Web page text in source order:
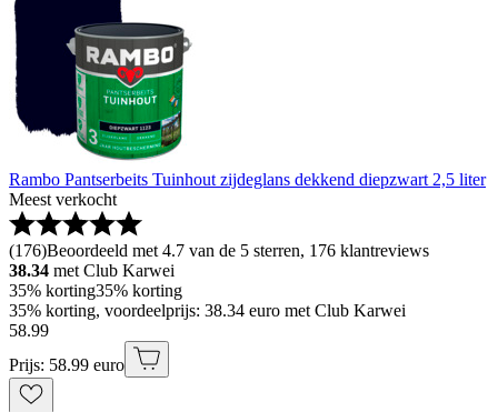
Rambo Pantserbeits Tuinhout zijdeglans dekkend diepzwart 2,5 liter
Meest verkocht
(176)Beoordeeld met 4.7 van de 5 sterren, 176 klantreviews
38.34 met Club Karwei
35% korting35% korting
35% korting, voordeelprijs: 38.34 euro met Club Karwei
58.99
Prijs: 58.99 euro